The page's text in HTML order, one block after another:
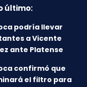
último:
podría llevar
a Vicente
ante Platense
confirmó que
el filtro para